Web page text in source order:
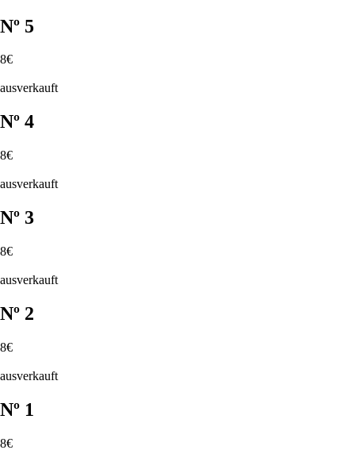
Nº 5
8€
ausverkauft
Nº 4
8€
ausverkauft
Nº 3
8€
ausverkauft
Nº 2
8€
ausverkauft
Nº 1
8€